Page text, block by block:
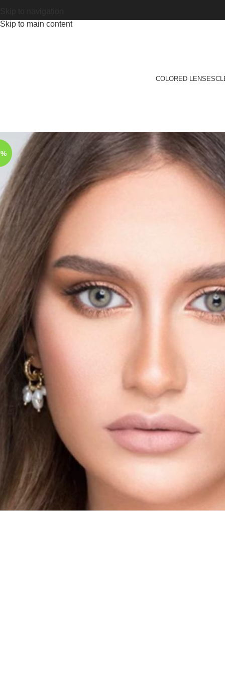
Skip to main content
COLORED LENSES